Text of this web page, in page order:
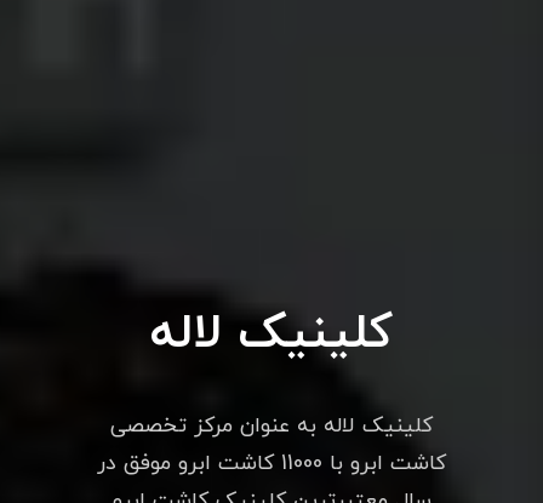
کلینیک لاله
کلینیک لاله به عنوان مرکز تخصصی
کاشت ابرو با 11000 کاشت ابرو موفق در